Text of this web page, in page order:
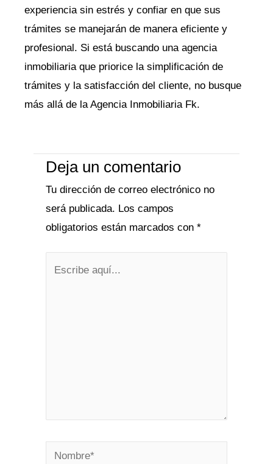
experiencia sin estrés y confiar en que sus
trámites se manejarán de manera eficiente y
profesional. Si está buscando una agencia
inmobiliaria que priorice la simplificación de
trámites y la satisfacción del cliente, no busque
más allá de la Agencia Inmobiliaria Fk.
Deja un comentario
Tu dirección de correo electrónico no
será publicada. Los campos
obligatorios están marcados con *
Nombre*